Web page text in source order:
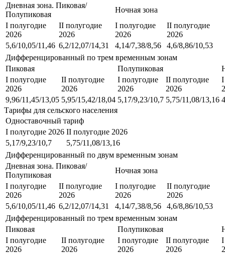
Дневная зона. Пиковая/
Полупиковая
Ночная зона
I полугодие
2026
II полугодие
2026
I полугодие
2026
II полугодие
2026
5,6/10,05/11,46 6,2/12,07/14,31 4,14/7,38/8,56
4,6/8,86/10,53
Дифференцированный по трем временным зонам
Пиковая
Полупиковая
I полугодие
2026
II полугодие
2026
I полугодие
2026
II полугодие
2026
I
9,96/11,45/13,05 5,95/15,42/18,04 5,17/9,23/10,7 5,75/11,08/13,16
Тарифы для сельского населения
Одноставочный тариф
I полугодие 2026 II полугодие 2026
5,17/9,23/10,7
5,75/11,08/13,16
Дифференцированный по двум временным зонам
Дневная зона. Пиковая/
Полупиковая
Ночная зона
I полугодие
2026
II полугодие
2026
I полугодие
2026
II полугодие
2026
5,6/10,05/11,46 6,2/12,07/14,31 4,14/7,38/8,56
4,6/8,86/10,53
Дифференцированный по трем временным зонам
Пиковая
Полупиковая
I полугодие
2026
II полугодие
2026
I полугодие
2026
II полугодие
2026
I